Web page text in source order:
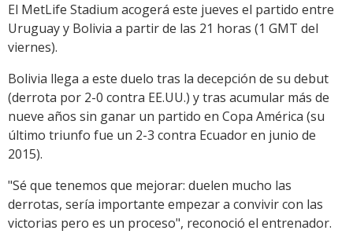
El MetLife Stadium acogerá este jueves el partido entre
Uruguay y Bolivia a partir de las 21 horas (1 GMT del
viernes).
Bolivia llega a este duelo tras la decepción de su debut
(derrota por 2-0 contra EE.UU.) y tras acumular más de
nueve años sin ganar un partido en Copa América (su
último triunfo fue un 2-3 contra Ecuador en junio de
2015).
"Sé que tenemos que mejorar: duelen mucho las
derrotas, sería importante empezar a convivir con las
victorias pero es un proceso", reconoció el entrenador.